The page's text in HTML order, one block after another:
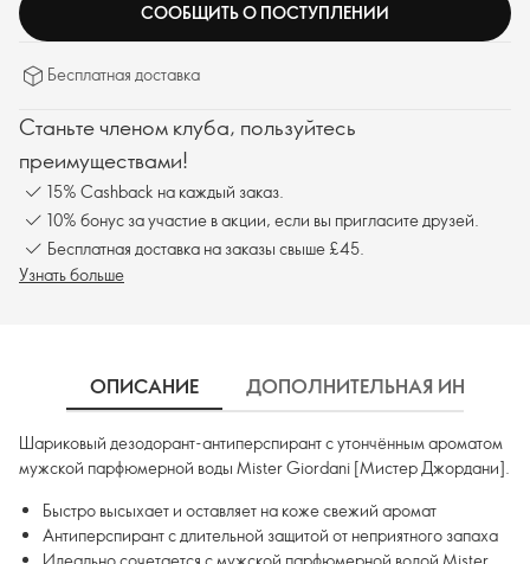
СООБЩИТЬ О ПОСТУПЛЕНИИ
Бесплатная доставка
Станьте членом клуба, пользуйтесь
преимуществами!
15% Cashback на каждый заказ.
10% бонус за участие в акции, если вы пригласите друзей.
Бесплатная доставка на заказы свыше £45.
Узнать больше
ОПИСАНИЕ ДОПОЛНИТЕЛЬНАЯ
Шариковый дезодорант-антиперспирант с утончённым ароматом
мужской парфюмерной воды Mister Giordani [Мистер Джордани].
Быстро высыхает и оставляет на коже свежий аромат
Антиперспирант с длительной защитой от неприятного запаха